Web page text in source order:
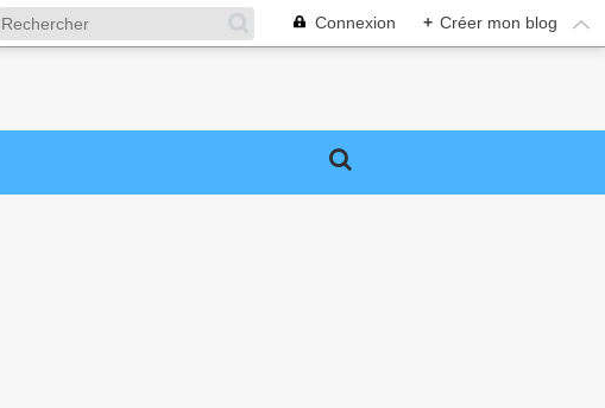
Connexion + Créer mon blog